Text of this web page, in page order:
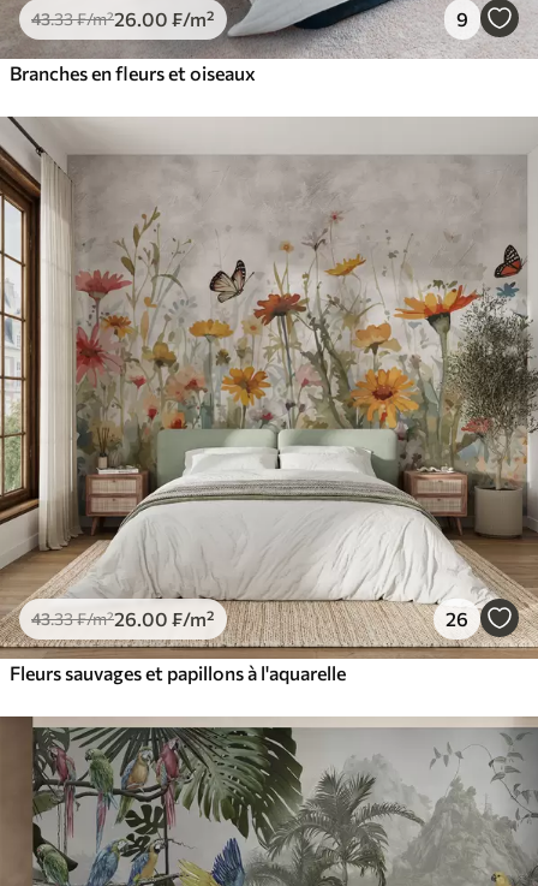
43.33₣/m²26 .00 ₣/m² 9
Branches en fleurs et oiseaux
43.33₣/m²26 .00 ₣/m² 26
Fleurs sauvages et papillons à l'aquarelle